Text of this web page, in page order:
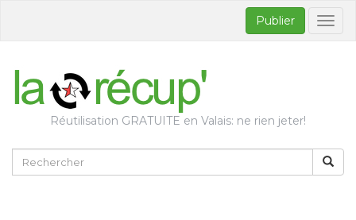
Publier
Réutilisation GRATUITE en Valais: ne rien jeter!